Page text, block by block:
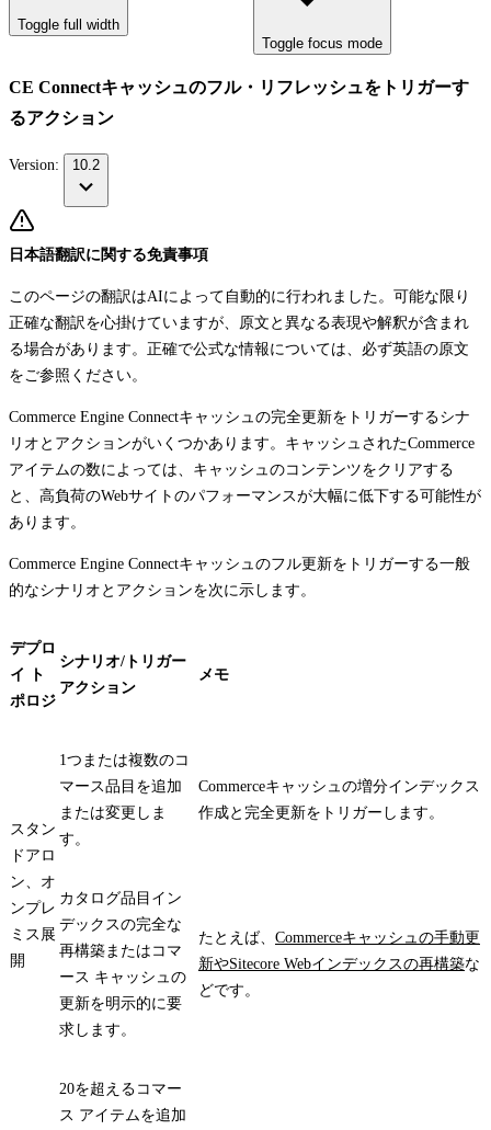
Toggle full width
Toggle focus mode
CE Connectキャッシュのフル・リフレッシュをトリガーす
るアクション
Version: 10.2
日本語翻訳に関する免責事項
このページの翻訳はAIによって自動的に行われました。可能な限り
正確な翻訳を心掛けていますが、原文と異なる表現や解釈が含まれ
る場合があります。正確で公式な情報については、必ず英語の原文
をご参照ください。
Commerce Engine Connectキャッシュの完全更新をトリガーするシナ
リオとアクションがいくつかあります。キャッシュされたCommerce
アイテムの数によっては、キャッシュのコンテンツをクリアする
と、高負荷のWebサイトのパフォーマンスが大幅に低下する可能性が
あります。
Commerce Engine Connectキャッシュのフル更新をトリガーする一般
的なシナリオとアクションを次に示します。
デプロ
イ ト
ポロジ
シナリオ/トリガー
アクション
メモ
スタン
ドアロ
ン、オ
ンプレ
ミス展
開
1つまたは複数のコ
マース品目を追加
または変更しま
す。
Commerceキャッシュの増分インデックス
作成と完全更新をトリガーします。
カタログ品目イン
デックスの完全な
再構築またはコマ
ース キャッシュの
更新を明示的に要
求します。
たとえば、 Commerceキャッシュの手動更
新やSitecore Webインデックスの再構築な
どです。
20を超えるコマー
ス アイテムを追加